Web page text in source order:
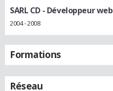
SARL CD - Développeur web
2004 - 2008
Formations
Réseau